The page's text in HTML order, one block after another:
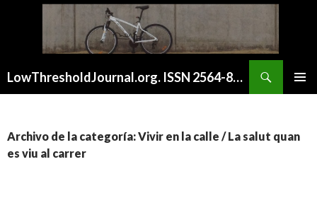
LowThresholdJournal.org. ISSN 2564-8128
Archivo de la categoría: Vivir en la calle / La salut quan
es viu al carrer